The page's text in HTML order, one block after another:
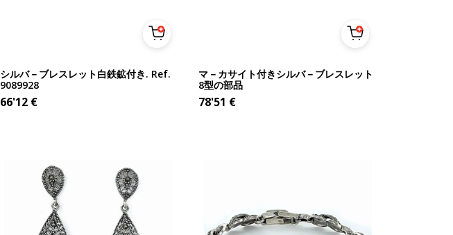
シルバ－ブレスレット白鉄鉱付き. Ref.
9089928
66'12€
マ－カサイト付きシルバ－ブレスレット
8型の部品
78'51 €